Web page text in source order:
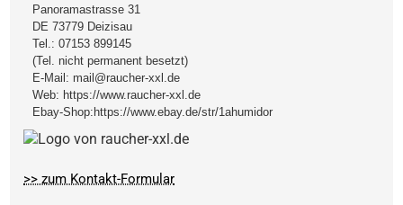
Panoramastrasse 31
DE 73779 Deizisau
Tel.:07153 899145
(Tel. nicht permanent besetzt)
E-Mail: mail@raucher-xxl.de
Web: https://www.raucher-xxl.de
Ebay-Shop:https://www.ebay.de/str/1ahumidor
>> zum Kontakt-Formular